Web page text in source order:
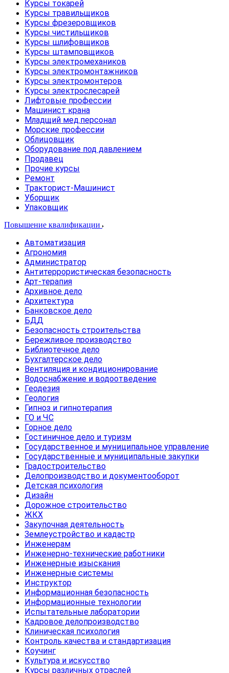
Курсы токарей
Курсы травильщиков
Курсы фрезеровщиков
Курсы чистильщиков
Курсы шлифовщиков
Курсы штамповщиков
Курсы электромехаников
Курсы электромонтажников
Курсы электромонтеров
Курсы электрослесарей
Лифтовые профессии
Машинист крана
Младщий мед.персонал
Морские профессии
Облицовщик
Оборудование под давлением
Продавец
Прочие курсы
Ремонт
Тракторист-Машинист
Уборщик
Упаковщик
Повышение квалификации
Автоматизация
Агрономия
Администратор
Антитеррористическая безопасность
Арт-терапия
Архивное дело
Архитектура
Банковское дело
БДД
Безопасность строительства
Бережливое производство
Библиотечное дело
Бухгалтерское дело
Вентиляция и кондиционирование
Водоснабжение и водоотведение
Геодезия
Геология
Гипноз и гипнотерапия
ГО и ЧС
Горное дело
Гостиничное дело и туризм
Государственное и муниципальное управление
Государственные и муниципальные закупки
Градостроительство
Делопроизводство и документооборот
Детская психология
Дизайн
Дорожное строительство
ЖКХ
Закупочная деятельность
Землеустройство и кадастр
Инженерам
Инженерно-технические работники
Инженерные изыскания
Инженерные системы
Инструктор
Информационная безопасность
Информационные технологии
Испытательные лаборатории
Кадровое делопроизводство
Клиническая психология
Контроль качества и стандартизация
Коучинг
Культура и искусство
Курсы различных отраслей